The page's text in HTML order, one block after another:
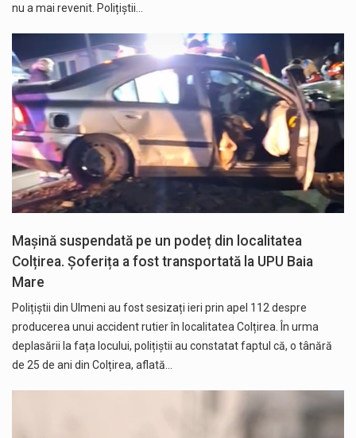
nu a mai revenit. Polițiștii…
Mașină suspendată pe un podeț din localitatea
Colțirea. Șoferița a fost transportată la UPU Baia
Mare
Polițiștii din Ulmeni au fost sesizați ieri prin apel 112 despre
producerea unui accident rutier în localitatea Colțirea. În urma
deplasării la fața locului, polițiștii au constatat faptul că, o tânără
de 25 de ani din Colțirea, aflată…